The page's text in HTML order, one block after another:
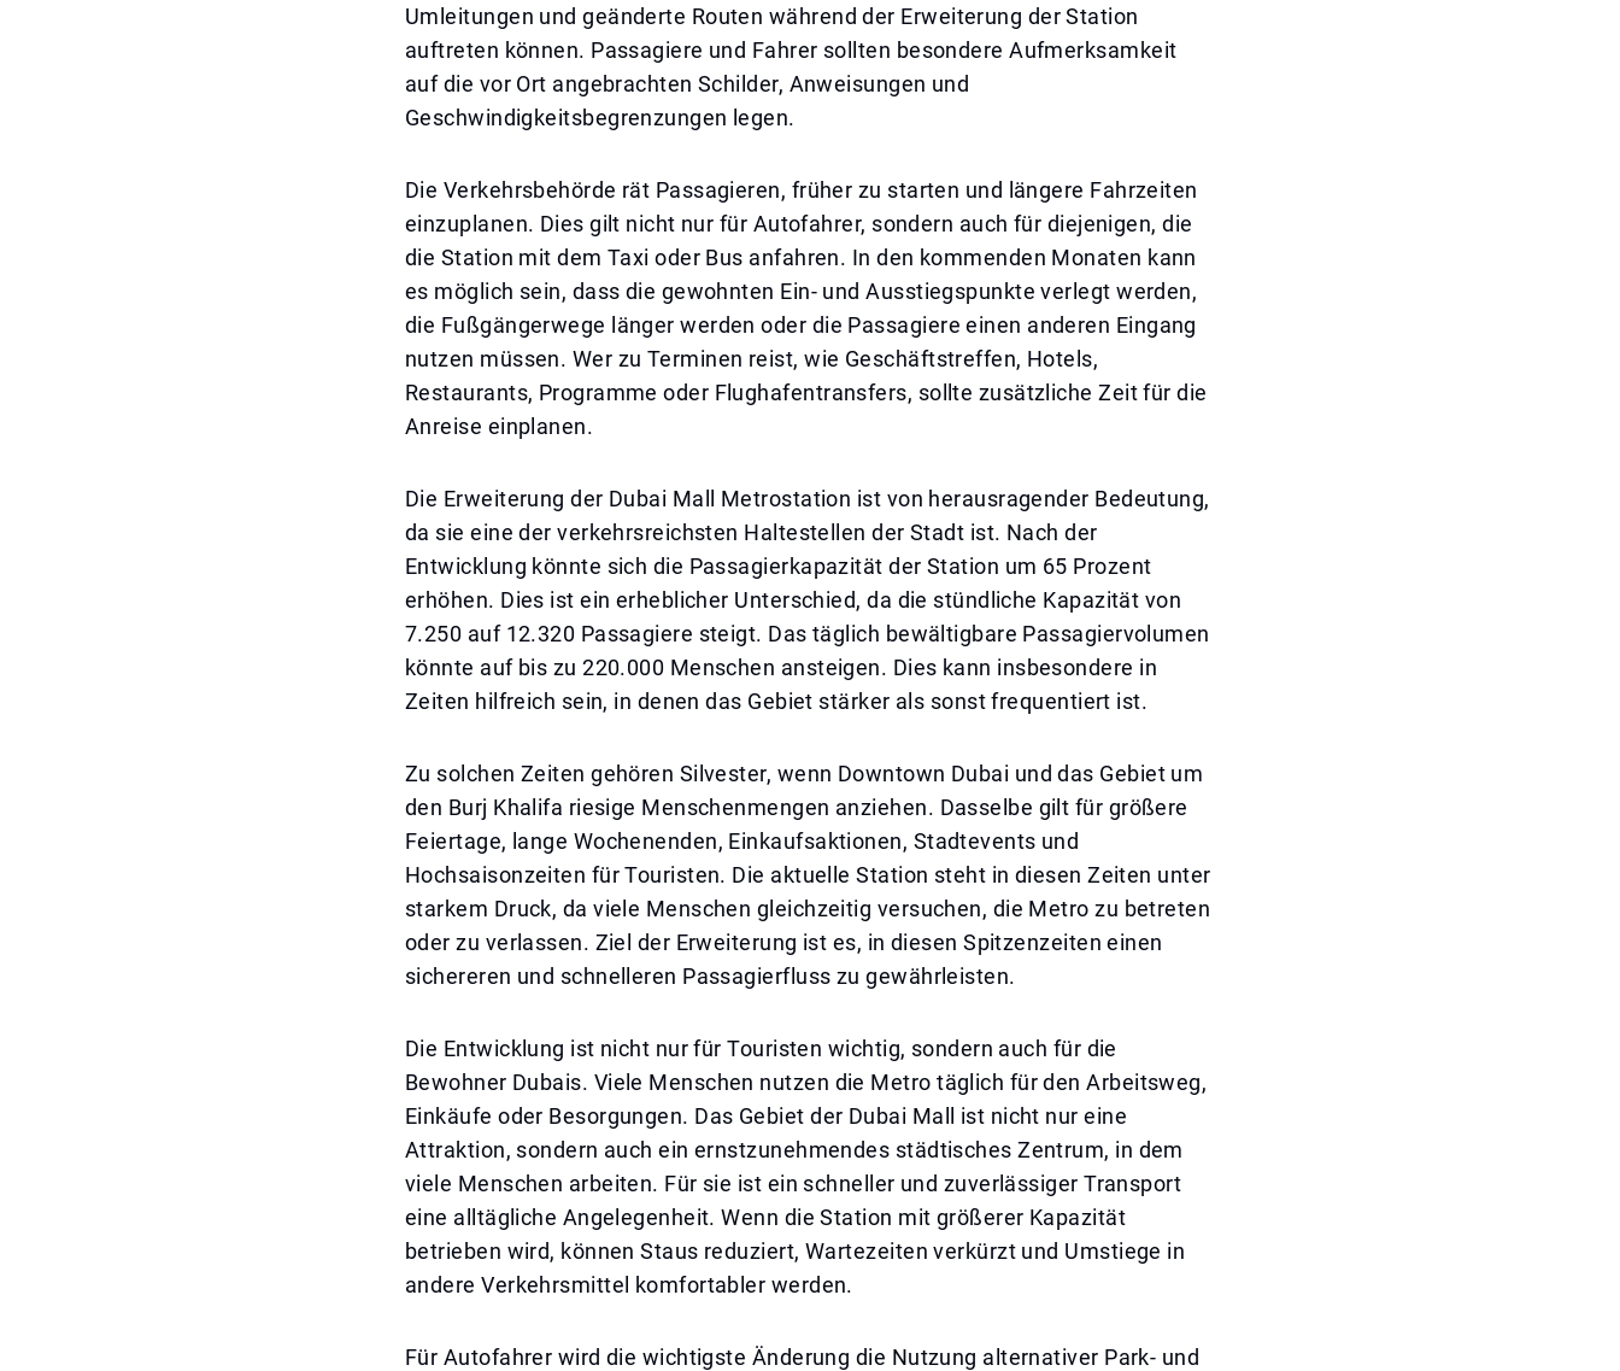
Umleitungen und geänderte Routen während der Erweiterung der Station
auftreten können. Passagiere und Fahrer sollten besondere Aufmerksamkeit
auf die vor Ort angebrachten Schilder, Anweisungen und
Geschwindigkeitsbegrenzungen legen.
Die Verkehrsbehörde rät Passagieren, früher zu starten und längere Fahrzeiten
einzuplanen. Dies gilt nicht nur für Autofahrer, sondern auch für diejenigen, die
die Station mit dem Taxi oder Bus anfahren. In den kommenden Monaten kann
es möglich sein, dass die gewohnten Ein- und Ausstiegspunkte verlegt werden,
die Fußgängerwege länger werden oder die Passagiere einen anderen Eingang
nutzen müssen. Wer zu Terminen reist, wie Geschäftstreffen, Hotels,
Restaurants, Programme oder Flughafentransfers, sollte zusätzliche Zeit für die
Anreise einplanen.
Die Erweiterung der Dubai Mall Metrostation ist von herausragender Bedeutung,
da sie eine der verkehrsreichsten Haltestellen der Stadt ist. Nach der
Entwicklung könnte sich die Passagierkapazität der Station um 65 Prozent
erhöhen. Dies ist ein erheblicher Unterschied, da die stündliche Kapazität von
7.250 auf 12.320 Passagiere steigt. Das täglich bewältigbare Passagiervolumen
könnte auf bis zu 220.000 Menschen ansteigen. Dies kann insbesondere in
Zeiten hilfreich sein, in denen das Gebiet stärker als sonst frequentiert ist.
Zu solchen Zeiten gehören Silvester, wenn Downtown Dubai und das Gebiet um
den Burj Khalifa riesige Menschenmengen anziehen. Dasselbe gilt für größere
Feiertage, lange Wochenenden, Einkaufsaktionen, Stadtevents und
Hochsaisonzeiten für Touristen. Die aktuelle Station steht in diesen Zeiten unter
starkem Druck, da viele Menschen gleichzeitig versuchen, die Metro zu betreten
oder zu verlassen. Ziel der Erweiterung ist es, in diesen Spitzenzeiten einen
sichereren und schnelleren Passagierfluss zu gewährleisten.
Die Entwicklung ist nicht nur für Touristen wichtig, sondern auch für die
Bewohner Dubais. Viele Menschen nutzen die Metro täglich für den Arbeitsweg,
Einkäufe oder Besorgungen. Das Gebiet der Dubai Mall ist nicht nur eine
Attraktion, sondern auch ein ernstzunehmendes städtisches Zentrum, in dem
viele Menschen arbeiten. Für sie ist ein schneller und zuverlässiger Transport
eine alltägliche Angelegenheit. Wenn die Station mit größerer Kapazität
betrieben wird, können Staus reduziert, Wartezeiten verkürzt und Umstiege in
andere Verkehrsmittel komfortabler werden.
Für Autofahrer wird die wichtigste Änderung die Nutzung alternativer Park- und